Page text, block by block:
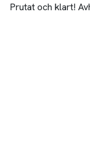
Prutat och klart!